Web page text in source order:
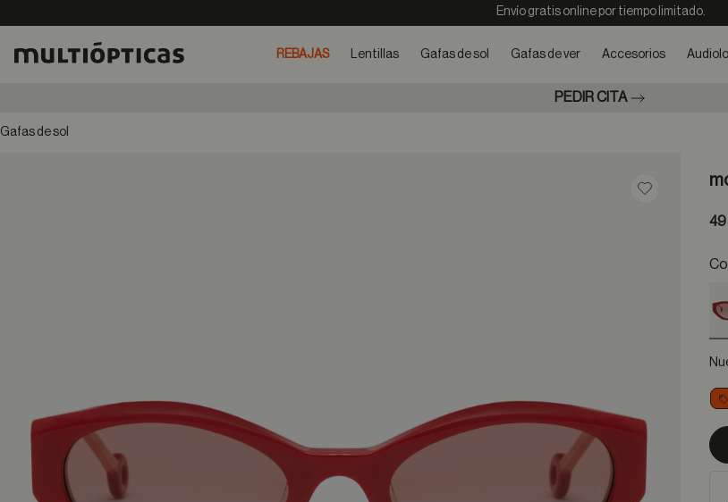
Envío gratis online por tiempo limitado.
REBAJAS Lentillas Gafas de sol Gafas de ver Accesorios
PEDIR CITA
Gafas de sol
Guardar en
49